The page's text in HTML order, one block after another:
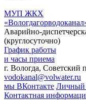
МУП ЖКХ
Аварийно-
(круглосуточно)
График работы
и часы приема
г. Вологда, Советский
vodokanal@volwater.ru
мы ВКонтакте Личный
Контактная